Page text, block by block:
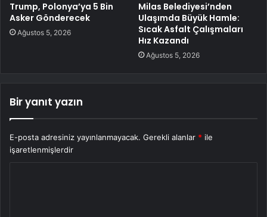
Trump, Polonya’ya 5 Bin
Asker Gönderecek
Ağustos 5, 2026
Milas Belediyesi’nden
Ulaşımda Büyük Hamle:
Sıcak Asfalt Çalışmaları
Hız Kazandı
Ağustos 5, 2026
Bir yanıt yazın
E-posta adresiniz yayınlanmayacak. Gerekli alanlar * ile
işaretlenmişlerdir